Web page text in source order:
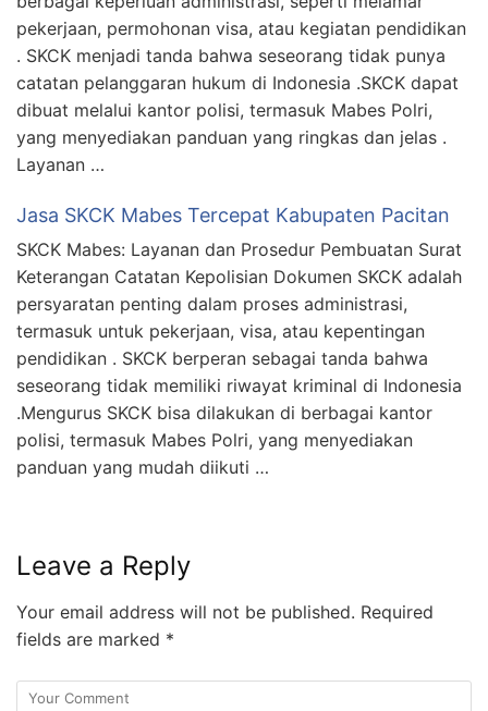
pekerjaan, permohonan visa, atau kegiatan pendidikan
. SKCK menjadi tanda bahwa seseorang tidak punya
catatan pelanggaran hukum di Indonesia .SKCK dapat
dibuat melalui kantor polisi, termasuk Mabes Polri,
yang menyediakan panduan yang ringkas dan jelas .
Layanan …
Jasa SKCK Mabes Tercepat Kabupaten Pacitan
SKCK Mabes: Layanan dan Prosedur Pembuatan Surat
Keterangan Catatan Kepolisian Dokumen SKCK adalah
persyaratan penting dalam proses administrasi,
termasuk untuk pekerjaan, visa, atau kepentingan
pendidikan . SKCK berperan sebagai tanda bahwa
seseorang tidak memiliki riwayat kriminal di Indonesia
.Mengurus SKCK bisa dilakukan di berbagai kantor
polisi, termasuk Mabes Polri, yang menyediakan
panduan yang mudah diikuti …
Leave a Reply
Your email address will not be published. Required
fields are marked *